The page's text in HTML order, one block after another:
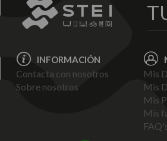
INFORMACIÓN
Contacta con nosotros
Sobre nosotros
Mis
Mis
Mis
Mis